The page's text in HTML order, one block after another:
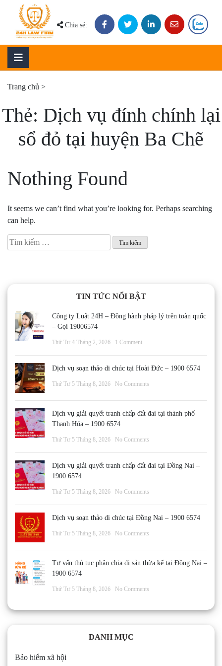
content
Chia sẻ:
Trang chủ >
Thẻ: Dịch vụ đính chính lại
sổ đỏ tại huyện Ba Chẽ
Nothing Found
It seems we can’t find what you’re looking for. Perhaps searching
can help.
Tìm
kiếm
TIN TỨC NỔI BẬT
Công ty Luật 24H – Đồng hành pháp lý trên toàn quốc
– Gọi 19006574
Thứ Tư 4 Tháng 2, 2026 1 Comment
Dịch vụ soạn thảo di chúc tại Hoài Đức – 1900 6574
Thứ Tư 5 Tháng 8, 2026 No Comments
Dịch vụ giải quyết tranh chấp đất đai tại thành phố
Thanh Hóa – 1900 6574
Thứ Tư 5 Tháng 8, 2026 No Comments
Dịch vụ giải quyết tranh chấp đất đai tại Đồng Nai –
1900 6574
Thứ Tư 5 Tháng 8, 2026 No Comments
Dịch vụ soạn thảo di chúc tại Đồng Nai – 1900 6574
Thứ Tư 5 Tháng 8, 2026 No Comments
Tư vấn thủ tục phân chia di sản thừa kế tại Đồng Nai –
1900 6574
Thứ Tư 5 Tháng 8, 2026 No Comments
DANH MỤC
Bảo hiểm xã hội